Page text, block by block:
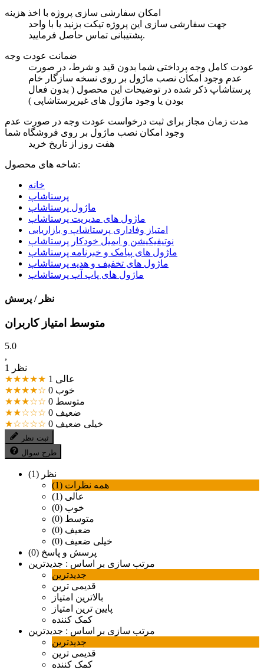
امکان سفارشی سازی پروژه با اخذ هزینه
جهت سفارشی سازی این پروژه تیکت بزنید یا با واحد
پشتیبانی تماس حاصل فرمایید.
ضمانت عودت وجه
عودت کامل وجه پرداختی شما بدون قید و شرط، در صورت
عدم وجود امکان نصب ماژول بر روی نسخه سازگار خام
پرستاشاپ ذکر شده در توضیحات این محصول ( بدون فعال
بودن یا وجود ماژول های غیرپرستاشاپی )
مدت زمان مجاز برای ثبت درخواست عودت وجه در صورت عدم
وجود امکان نصب ماژول بر روی فروشگاه شما
هفت روز از تاریخ خرید
شاخه های محصول:
خانه
پرستاشاپ
ماژول پرستاشاپ
ماژول های مدیریت پرستاشاپ
امتیاز وفاداری پرستاشاپ و بازاریابی
نوتیفیکیشن و ایمیل خودکار پرستاشاپ
ماژول های پیامک و خبرنامه پرستاشاپ
ماژول های تخفیف و هدیه پرستاشاپ
ماژول های پاپ آپ پرستاشاپ
نظر / پرسش
متوسط امتیاز کاربران
5.0
,
1 نظر
★★★★★
عالی 1
★★★★☆
خوب 0
★★★☆☆
متوسط 0
★★☆☆☆
ضعیف 0
★☆☆☆☆
خیلی ضعیف 0
ثبت نظر
طرح سوال
نظر (1)
همه نظرات (1)
عالی (1)
خوب (0)
متوسط (0)
ضعیف (0)
خیلی ضعیف (0)
پرسش و پاسخ (0)
مرتب سازی بر اساس : جدیدترین
جدیدترین
قدیمی ترین
بالاترین امتیاز
پایین ترین امتیاز
کمک کننده
مرتب سازی بر اساس : جدیدترین
جدیدترین
قدیمی ترین
کمک کننده